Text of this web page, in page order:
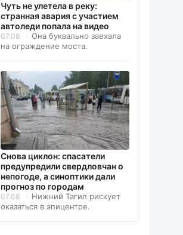
Чуть не улетела в реку:
странная авария с участием
автоледи попала на видео
07.08
Она буквально заехала
на ограждение моста.
Снова циклон: спасатели
предупредили свердловчан о
непогоде, а синоптики дали
прогноз по городам
07.08
Нижний Тагил рискует
оказаться в эпицентре.